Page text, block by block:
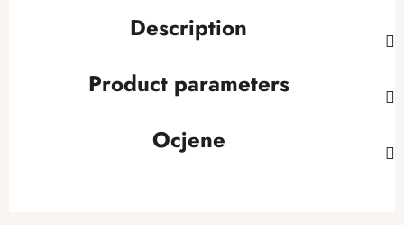
Description
Product parameters
Ocjene